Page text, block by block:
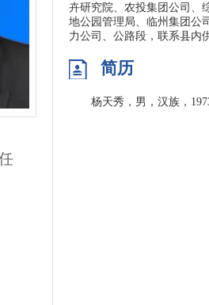
卉研究院、农投集团公司、
地公园管理局、临州集团公
力公司、公路段，联系县内
简历
杨天秀，男，汉族，